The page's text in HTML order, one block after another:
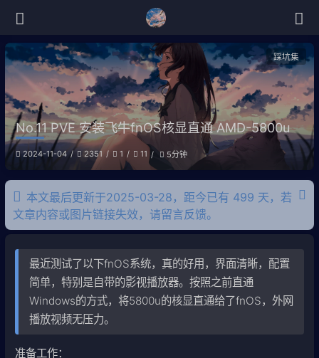
踩坑集
No.11 PVE 安装飞牛fnOS核显直通 AMD-5800u
2024-11-04 2351 1 11 5分钟
本文最后更新于2025-03-28，距今已有 499 天，若
文章内容或图片链接失效，请留言反馈。
最近测试了以下fnOS系统，真的好用，界面清晰，配置
简单，特别是自带的影视播放器。按照之前直通
Windows的方式，将5800u的核显直通给了fnOS，外网
播放视频无压力。
准备工作：